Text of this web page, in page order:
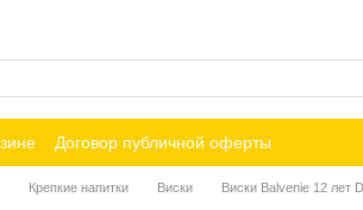
Договор публичной оферты
Крепкие напитки Виски Виски Balvenie 12 лет